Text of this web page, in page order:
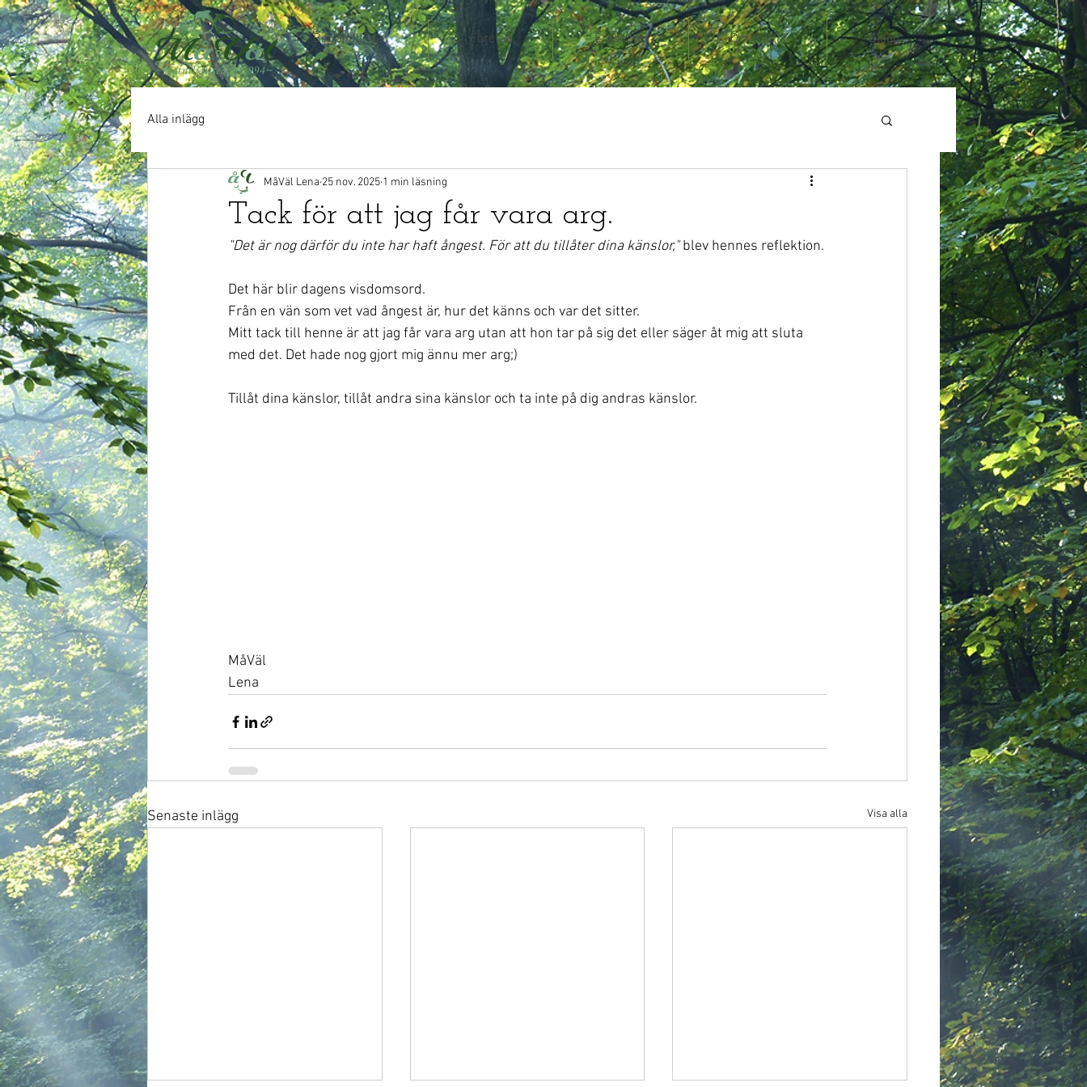
Behandlingar Företag Ergonomi Om MåVäl Blogg
Alla inlägg
Tack för att jag får vara arg.
MåVäl Lena 25 nov. 2025 1 min läsning
"Det är nog därför du inte har haft ångest. För att du tillåter dina känslor," blev hennes reflektion.
Det här blir dagens visdomsord.
Från en vän som vet vad ångest är, hur det känns och var det sitter.
Mitt tack till henne är att jag får vara arg utan att hon tar på sig det eller säger åt mig att sluta
med det. Det hade nog gjort mig ännu mer arg;)
Tillåt dina känslor, tillåt andra sina känslor och ta inte på dig andras känslor.
MåVäl
Lena
Senaste inlägg Visa alla